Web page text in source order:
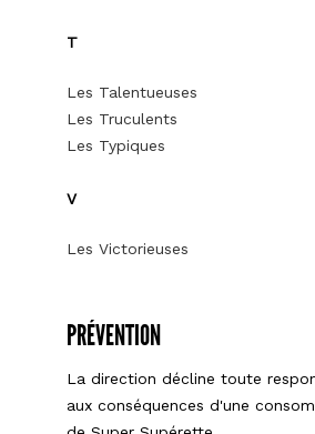
T
Les Talentueuses
Les Truculents
Les Typiques
V
Les Victorieuses
PRÉVENTION
La direction décline toute
aux conséquences d'une